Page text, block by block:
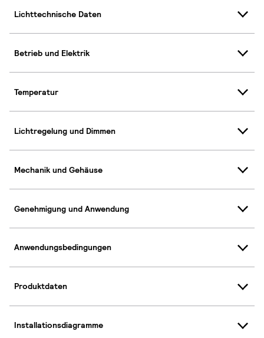
Lichttechnische Daten
Betrieb und Elektrik
Temperatur
Lichtregelung und Dimmen
Mechanik und Gehäuse
Genehmigung und Anwendung
Anwendungsbedingungen
Produktdaten
Installationsdiagramme